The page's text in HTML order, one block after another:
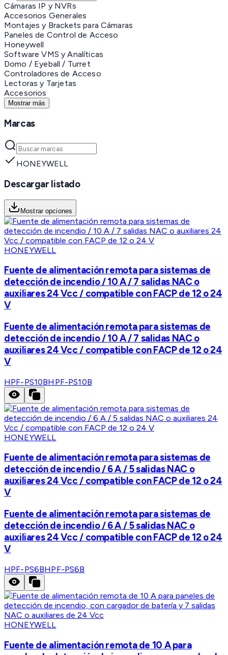
Cámaras IP y NVRs
Accesorios Generales
Montajes y Brackets para Cámaras
Paneles de Control de Acceso
Honeywell
Software VMS y Analíticas
Domo / Eyeball / Turret
Controladores de Acceso
Lectoras y Tarjetas
Accesorios
Mostrar más
Marcas
HONEYWELL
Descargar listado
Mostrar opciones
HONEYWELL
Fuente de alimentación remota para sistemas de
detección de incendio / 10 A / 7 salidas NAC o
auxiliares 24 Vcc / compatible con FACP de 12 o 24
V
Fuente de alimentación remota para sistemas de
detección de incendio / 10 A / 7 salidas NAC o
auxiliares 24 Vcc / compatible con FACP de 12 o 24
V
HPF-PS10BHPF-PS10B
HONEYWELL
Fuente de alimentación remota para sistemas de
detección de incendio / 6 A / 5 salidas NAC o
auxiliares 24 Vcc / compatible con FACP de 12 o 24
V
Fuente de alimentación remota para sistemas de
detección de incendio / 6 A / 5 salidas NAC o
auxiliares 24 Vcc / compatible con FACP de 12 o 24
V
HPF-PS6BHPF-PS6B
HONEYWELL
Fuente de alimentación remota de 10 A para